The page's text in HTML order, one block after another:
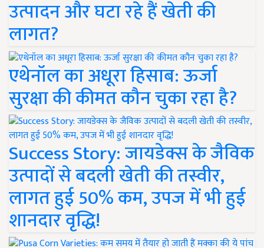
उत्पादन और घटा रहे हैं खेती की
लागत?
एथेनॉल का अधूरा हिसाब: ऊर्जा
सुरक्षा की कीमत कौन चुका रहा है?
Success Story: जायडेक्स के जैविक
उत्पादों से बदली खेती की तस्वीर,
लागत हुई 50% कम, उपज में भी हुई
शानदार वृद्धि!